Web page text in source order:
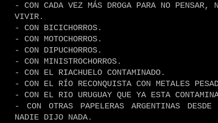
- CON CADA VEZ MÁS DROGA PARA NO PENSAR,
VIVIR.
- CON BICICHORROS.
- CON MOTOCHORROS.
- CON DIPUCHORROS.
- CON MINISTROCHORROS.
- CON EL RIACHUELO CONTAMINADO.
- CON EL RÍO RECONQUISTA CON METALES
- CON EL RIO URUGUAY QUE YA ESTA
- CON OTRAS PAPELERAS ARGENTINAS
NADIE DIJO NADA.